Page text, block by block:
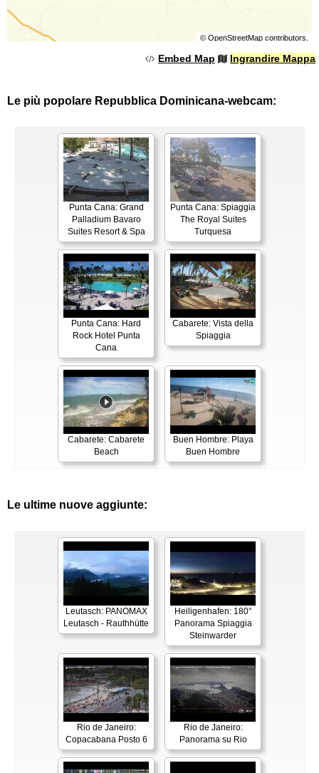
© OpenStreetMapcontributors.
Embed Map Ingrandire Mappa
Le più popolare Repubblica Dominicana-webcam:
Punta Cana: Grand
Palladium Bavaro
Suites Resort & Spa
Punta Cana: Spiaggia
The Royal Suites
Turquesa
Punta Cana: Hard
Rock Hotel Punta
Cana
Cabarete: Vista della
Spiaggia
Cabarete: Cabarete
Beach
Buen Hombre: Playa
Buen Hombre
Le ultime nuove aggiunte:
Leutasch: PANOMAX
Leutasch - Rauthhütte
Heiligenhafen: 180°
Panorama Spiaggia
Steinwarder
Rio de Janeiro:
Copacabana Posto 6
Rio de Janeiro:
Panorama su Rio